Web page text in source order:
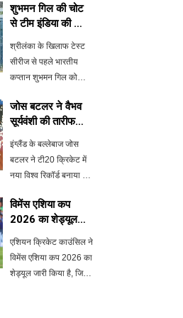
शुभमन गिल की चोट
से टीम इंडिया की चिंता
बढ़ी
श्रीलंका के खिलाफ टेस्ट
सीरीज से पहले भारतीय
कप्तान शुभमन गिल को
है। पहले नेट्स में और फिर
फील्डिंग प्रैक्टिस के दौरान
उन्हें चोट का सामना करना
पड़ा। हालांकि, प्रारंभिक
जांच म
जोस बटलर ने वैभव
सूर्यवंशी की तारीफ
की, टी20 में बनाया
नया रिकॉर्ड
इंग्लैंड के बल्लेबाज जोस
बटलर ने टी20 क्रिकेट में
नया विश्व रिकॉर्ड बनाया है।
बल्लेबाज वैभव सूर्यवंशी की
सराहना की, जो क्रिकेट
जगत में तेजी से उभर रहे हैं।
बटलर का मानना है कि वै
विमेंस एशिया कप
2026 का शेड्यूल
जारी, भारत-
पाकिस्तान का
मुकाबला 5 सितंबर को
एशियन क्रिकेट काउंसिल ने
विमेंस एशिया कप 2026 का
शेड्यूल जारी किया है, जिसमें